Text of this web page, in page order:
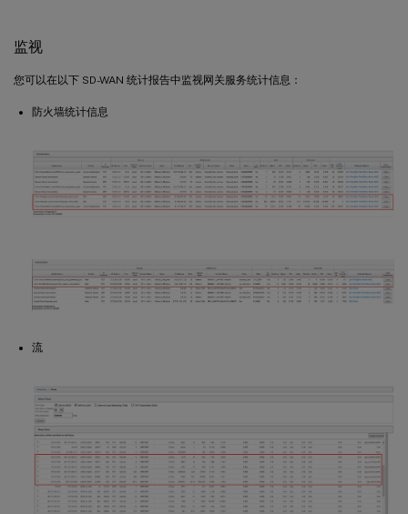
监视
您可以在以下 SD-WAN 统计报告中监视网关服务统计信息：
防火墙统计信息
流